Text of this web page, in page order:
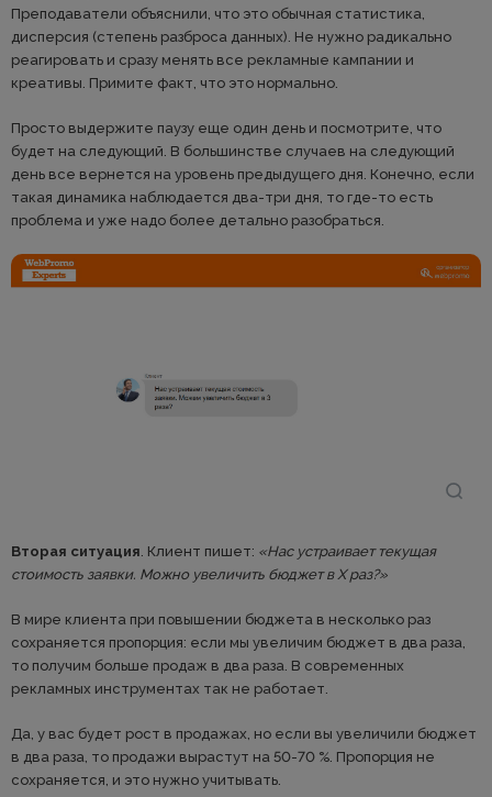
Преподаватели объяснили, что это обычная статистика,
дисперсия (степень разброса данных). Не нужно радикально
реагировать и сразу менять все рекламные кампании и
креативы. Примите факт, что это нормально.
Просто выдержите паузу еще один день и посмотрите, что
будет на следующий. В большинстве случаев на следующий
день все вернется на уровень предыдущего дня. Конечно, если
такая динамика наблюдается два-три дня, то где-то есть
проблема и уже надо более детально разобраться.
Вторая ситуация. Клиент пишет: «Нас устраивает текущая
стоимость заявки. Можно увеличить бюджет в Х раз?»
В мире клиента при повышении бюджета в несколько раз
сохраняется пропорция: если мы увеличим бюджет в два раза,
то получим больше продаж в два раза. В современных
рекламных инструментах так не работает.
Да, у вас будет рост в продажах, но если вы увеличили бюджет
в два раза, то продажи вырастут на 50-70 %. Пропорция не
сохраняется, и это нужно учитывать.